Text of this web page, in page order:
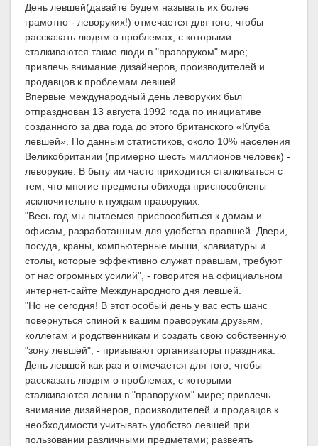
День левшей(давайте будем называть их более
грамотно - леворуких!) отмечается для того, чтобы
рассказать людям о проблемах, с которыми
сталкиваются такие люди в "праворуком" мире;
привлечь внимание дизайнеров, производителей и
продавцов к проблемам левшей.
Впервые международный день леворуких был
отпразднован 13 августа 1992 года по инициативе
созданного за два года до этого британского «Клуба
левшей». По данным статистиков, около 10% населения
Великобритании (примерно шесть миллионов человек) -
леворукие. В быту им часто приходится сталкиваться с
тем, что многие предметы обихода приспособлены
исключительно к нуждам праворуких.
"Весь год мы пытаемся приспособиться к домам и
офисам, разработанным для удобства правшей. Двери,
посуда, краны, компьютерные мыши, клавиатуры и
столы, которые эффективно служат правшам, требуют
от нас огромных усилий", - говорится на официальном
интернет-сайте Международного дня левшей.
"Но не сегодня! В этот особый день у вас есть шанс
повернуться спиной к вашим праворуким друзьям,
коллегам и родственникам и создать свою собственную
"зону левшей", - призывают организаторы праздника.
День левшей как раз и отмечается для того, чтобы
рассказать людям о проблемах, с которыми
сталкиваются левши в "праворуком" мире; привлечь
внимание дизайнеров, производителей и продавцов к
необходимости учитывать удобство левшей при
пользовании различными предметами; развеять